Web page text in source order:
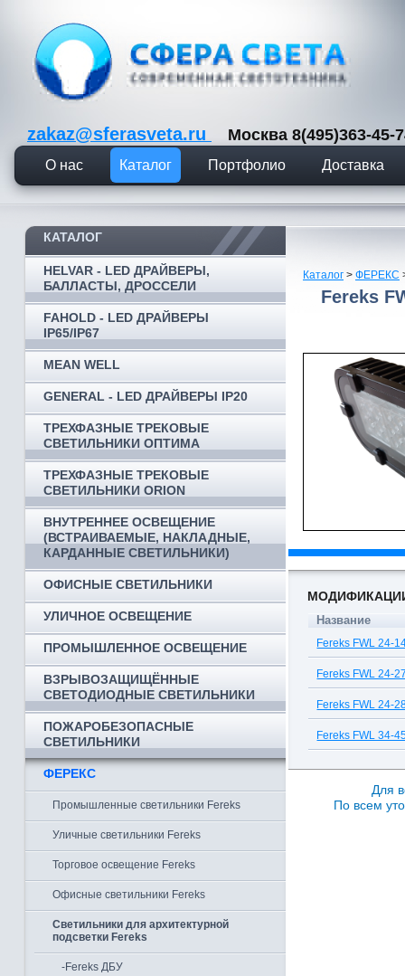
zakaz@sferasveta.ru Москва 8(495)363-
О нас Каталог Портфолио Доставка
КАТАЛОГ
HELVAR - LED ДРАЙВЕРЫ,
БАЛЛАСТЫ, ДРОССЕЛИ
FAHOLD - LED ДРАЙВЕРЫ
IP65/IP67
MEAN WELL
GENERAL - LED ДРАЙВЕРЫ IP20
ТРЕХФАЗНЫЕ ТРЕКОВЫЕ
СВЕТИЛЬНИКИ ОПТИМА
ТРЕХФАЗНЫЕ ТРЕКОВЫЕ
СВЕТИЛЬНИКИ ORION
ВНУТРЕННЕЕ ОСВЕЩЕНИЕ
(ВСТРАИВАЕМЫЕ, НАКЛАДНЫЕ,
КАРДАННЫЕ СВЕТИЛЬНИКИ)
ОФИСНЫЕ СВЕТИЛЬНИКИ
УЛИЧНОЕ ОСВЕЩЕНИЕ
ПРОМЫШЛЕННОЕ ОСВЕЩЕНИЕ
ВЗРЫВОЗАЩИЩЁННЫЕ
СВЕТОДИОДНЫЕ СВЕТИЛЬНИКИ
ПОЖАРОБЕЗОПАСНЫЕ
СВЕТИЛЬНИКИ
ФЕРЕКС
Промышленные светильники Fereks
Уличные светильники Fereks
Торговое освещение Fereks
Офисные светильники Fereks
Светильники для архитектурной
подсветки Fereks
-Fereks ДБУ
Каталог > ФЕРЕКС
Fereks
Название
Fereks FWL 24-
Fereks FWL 24-
Fereks FWL 24-
Fereks FWL 34-
Для
По всем